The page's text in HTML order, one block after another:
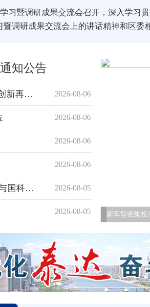
习暨调研成果交流会召开，深入学习
调研成果交流会上的讲话精神和区委
通知公告
滨海—中关村科创中心落户泰达“于响” 京津协同创新再添新支点 2026-08-06
2026-08-06
2026-08-06
2026-08-06
共建绿色新材料中试与成果转化中心 天津经开区与国科新材料签署合作备忘录 2026-08-05
2026-08-05
产量同比提升85.4% 天津经开